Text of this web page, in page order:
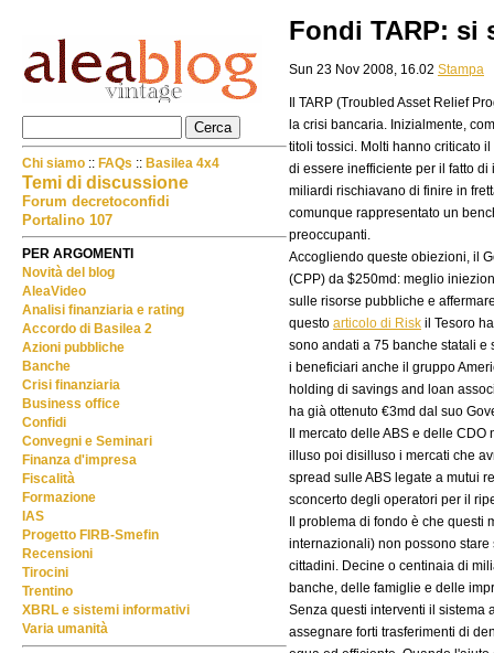
Fondi TARP: si
Sun 23 Nov 2008, 16.02 Stampa
Il TARP (Troubled Asset Relief
la crisi bancaria. Inizialmente,
titoli tossici. Molti hanno criticato
di essere inefficiente per il fatto
miliardi rischiavano di finire in
comunque rappresentato un
preoccupanti.
Accogliendo queste obiezioni, il
(CPP) da $250md: meglio
sulle risorse pubbliche e
questo articolo di Risk il Tesoro
sono andati a 75 banche statali e
i beneficiari anche il gruppo
holding di savings and loan
ha già ottenuto €3md dal suo
Il mercato delle ABS e delle
illuso poi disilluso i mercati che
spread sulle ABS legate a mutui
sconcerto degli operatori per il
Il problema di fondo è che
internazionali) non possono
cittadini. Decine o centinaia di
banche, delle famiglie e delle
Senza questi interventi il sistema
assegnare forti trasferimenti di
Chi siamo :: FAQs :: Basilea 4x4
Temi di discussione
Forum decretoconfidi
Portalino 107
PER ARGOMENTI
Novità del blog
AleaVideo
Analisi finanziaria e rating
Accordo di Basilea 2
Azioni pubbliche
Banche
Crisi finanziaria
Business office
Confidi
Convegni e Seminari
Finanza d'impresa
Fiscalità
Formazione
IAS
Progetto FIRB-Smefin
Recensioni
Tirocini
Trentino
XBRL e sistemi informativi
Varia umanità